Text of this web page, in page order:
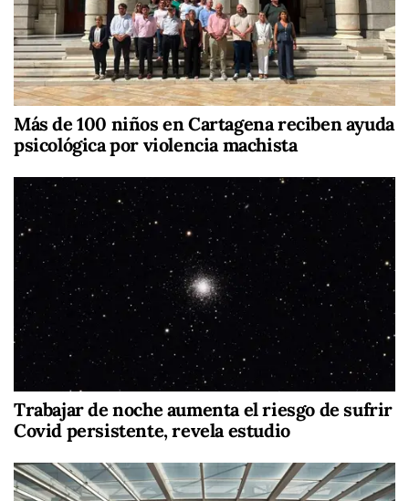
Más de 100 niños en Cartagena reciben ayuda
psicológica por violencia machista
Trabajar de noche aumenta el riesgo de sufrir
Covid persistente, revela estudio